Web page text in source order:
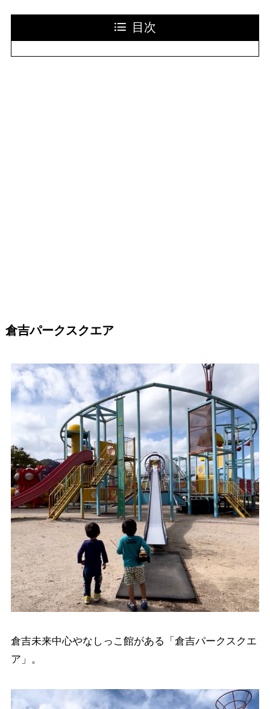
目次
倉吉パークスクエア
倉吉未来中心やなしっこ館がある「倉吉パークスクエ
ア」。